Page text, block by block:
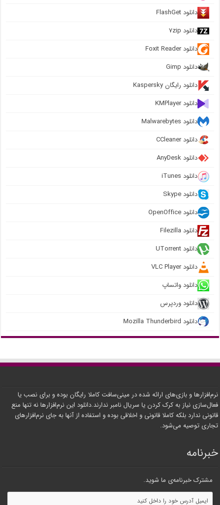
دانلود FlashGet
دانلود ۷zip
دانلود Foxit Reader
دانلود Gimp
دانلود رایگان Kaspersky
دانلود KMPlayer
دانلود Malwarebytes
دانلود CCleaner
دانلود AnyDesk
دانلود iTunes
دانلود Skype
دانلود OpenOffice
دانلود Filezilla
دانلود UTorrent
دانلود VLC Player
دانلود واتساپ
دانلود وردپرس
دانلود Mozilla Thunderbird
نرم‌افزارها و بازی‌های ارائه شده در مینی‌سافت کاملا رایگان بوده و برای نصب یا
فعال‌سازی نیاز به کرک کردن یا سریال نامبر ندارند.دانلود این نرم‌افزارها نه تنها منع
قانونی ندارد بلکه کاملا قانونی و اخلاقی بوده و استفاده از آنها به جای نرم‌افزارهای
تجاری توصیه می‌شود.
خبرنامه
مشترک خبرنامه‌ی ما شوید.